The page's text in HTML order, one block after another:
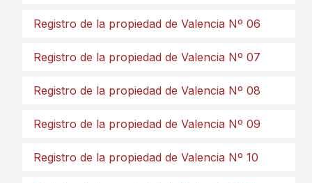
Registro de la propiedad de Valencia Nº 06
Registro de la propiedad de Valencia Nº 07
Registro de la propiedad de Valencia Nº 08
Registro de la propiedad de Valencia Nº 09
Registro de la propiedad de Valencia Nº 10